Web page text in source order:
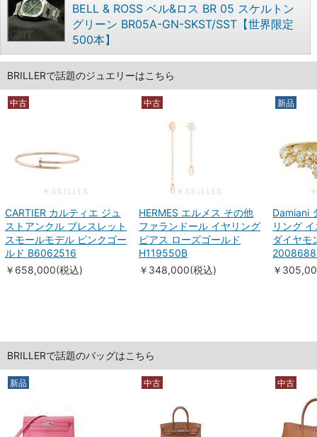
BELL & ROSS ベル&ロス BR 05 スケルトン
グリーン BR05A-GN-SKST/SST【世界限定
500本】
BRILLERで話題のジュエリーはこちら
中古
CARTIER カルティエ ジュ
ストアンクル ブレスレット
スモールモデル ピンクゴー
ルド B6062516
￥658,000(税込)
中古
HERMES エルメス その他
ファランドール イヤリング
ピアス ローズゴールド
H119550B
￥348,000(税込)
新品
Damiani
リング
ダイヤモ
￥
BRILLERで話題のバッグはこちら
新品 中古 中古